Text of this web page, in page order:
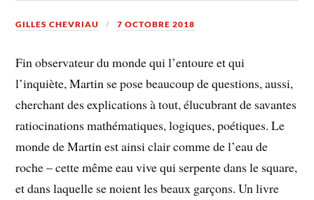
GILLES CHEVRIAU 7 OCTOBRE 2018
Fin observateur du monde qui l’entoure et qui
l’inquiète, Martin se pose beaucoup de questions, aussi,
cherchant des explications à tout, élucubrant de savantes
ratiocinations mathématiques, logiques, poétiques. Le
monde de Martin est ainsi clair comme de l’eau de
roche – cette même eau vive qui serpente dans le square,
et dans laquelle se noient les beaux garçons. Un livre